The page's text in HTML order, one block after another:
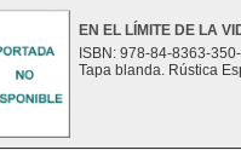
EN EL LÍMITE DE LA
ISBN: 978-84-8363-
Tapa blanda. Rústica